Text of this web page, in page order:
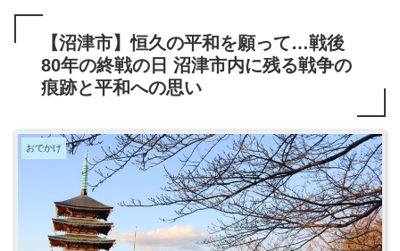
【沼津市】恒久の平和を願って…戦後
80年の終戦の日 沼津市内に残る戦争の
痕跡と平和への思い
おでかけ